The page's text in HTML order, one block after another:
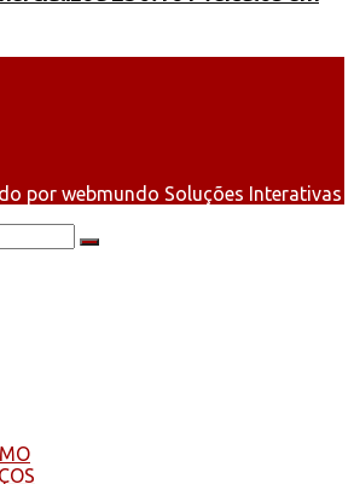
por webmundo Soluções Interativas